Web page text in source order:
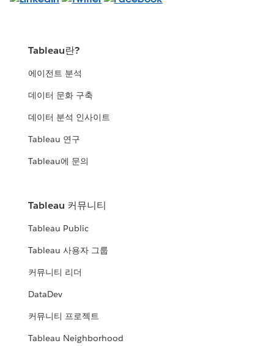
Tableau란?
에이전트 분석
데이터 문화 구축
데이터 분석 인사이트
Tableau 연구
Tableau에 문의
Tableau 커뮤니티
Tableau Public
Tableau 사용자 그룹
커뮤니티 리더
DataDev
커뮤니티 프로젝트
Tableau Neighborhood